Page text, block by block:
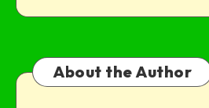
About the Author